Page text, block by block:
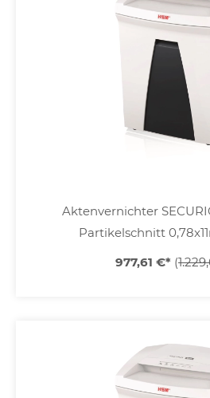
Aktenvernichter
Partikelschnitt
977,61 €* (